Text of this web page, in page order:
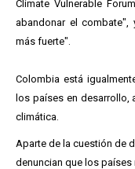
Climate Vulnerable
abandonar el combate",
más fuerte".
Colombia está
los países en desarrollo,
climática.
Aparte de la cuestión de
denuncian que los